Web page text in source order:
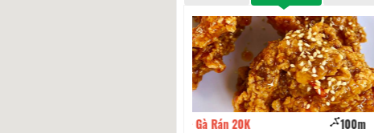
Bún Riêu Cua Mẫn Miền Tây